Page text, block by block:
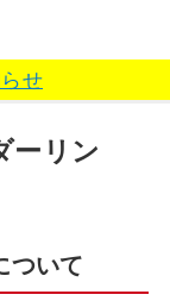
せ
ーリン
ついて